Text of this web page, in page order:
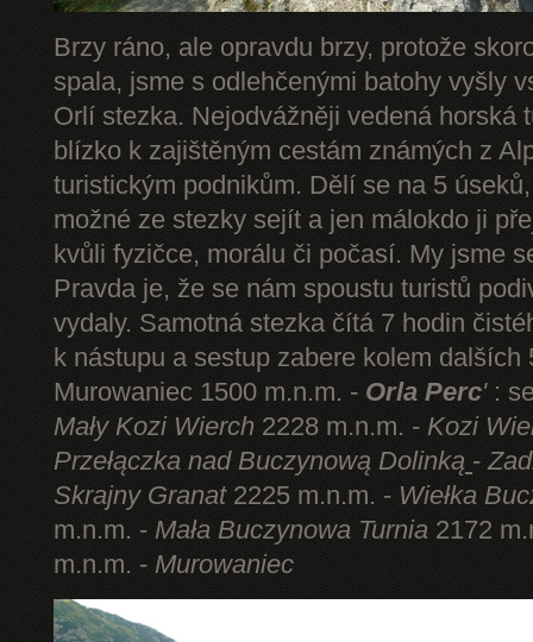
Brzy ráno, ale opravdu brzy, protože
spala, jsme s odlehčenými batohy vyšly
Orlí stezka. Nejodvážněji vedená horská
blízko k zajištěným cestám známých z
turistickým podnikům. Dělí se na 5
možné ze stezky sejít a jen málokdo ji
kvůli fyzičce, morálu či počasí. My jsme
Pravda je, že se nám spoustu turistů
vydaly. Samotná stezka čítá 7 hodin
k nástupu a sestup zabere kolem dalších
Murowaniec 1500 m.n.m. - Orla Perc':
Mały Kozi Wierch 2228 m.n.m. - Kozi
Przełączka nad Buczynową Dolinką -
Skrajny Granat2225 m.n.m. - Wiełka
m.n.m. - Mała Buczynowa Turnia 2172
m.n.m. - Murowaniec